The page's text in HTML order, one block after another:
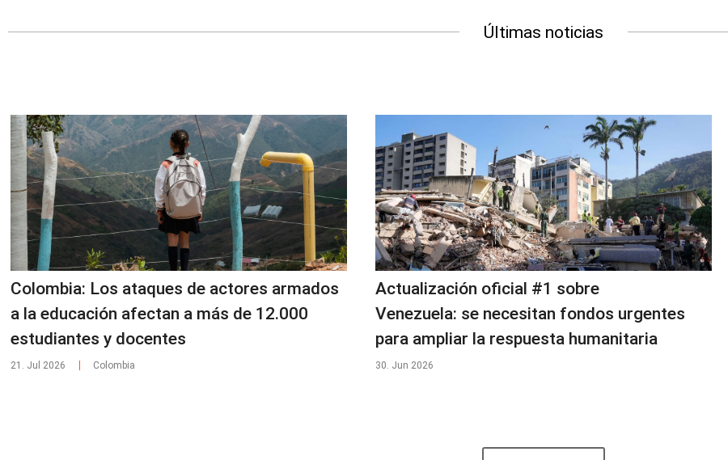
Últimas noticias
Colombia: Los ataques de actores armados
a la educación afectan a más de 12.000
estudiantes y docentes
21. Jul 2026 Colombia
Actualización oficial #1 sobre
Venezuela: se necesitan fondos urgentes
para ampliar la respuesta humanitaria
30. Jun 2026